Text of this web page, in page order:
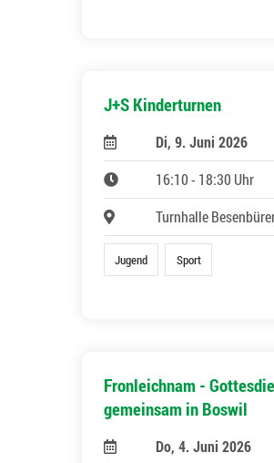
J+S Kinderturnen
Di, 9. Juni 2026
16:10 - 18:30 Uhr
Turnhalle
Jugend Sport
Fronleichnam -
gemeinsam in Boswil
Do, 4. Juni 2026